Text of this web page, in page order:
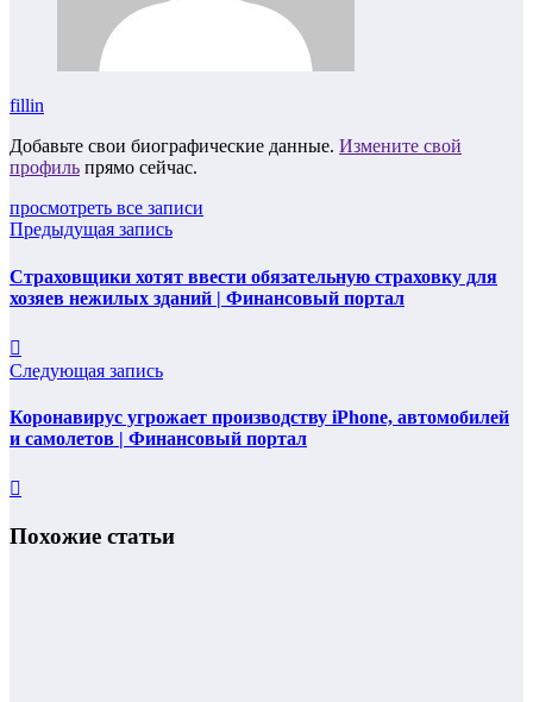
fillin
Добавьте свои биографические данные. Измените свой
профиль прямо сейчас.
просмотреть все записи
Предыдущая запись
Страховщики хотят ввести обязательную страховку для
хозяев нежилых зданий | Финансовый портал
Следующая запись
Коронавирус угрожает производству iPhone, автомобилей
и самолетов | Финансовый портал
Похожие статьи